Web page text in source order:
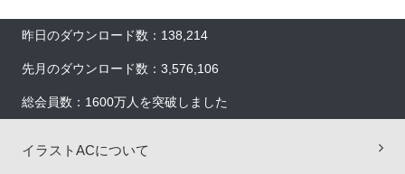
昨日のダウンロード数：138,214
先月のダウンロード数：3,576,106
総会員数：1600万人を突破しました
イラストACについて